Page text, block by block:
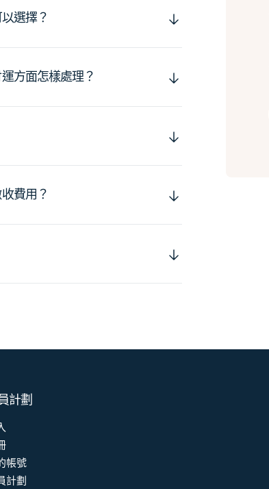
選擇？
方面怎樣處理？
費用？
計劃
帳號
計劃